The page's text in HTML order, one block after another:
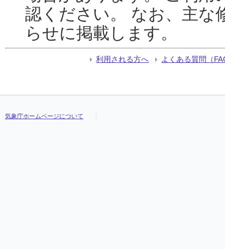
認ください。 なお、主な
らせに掲載します。
利用される方へ よくある質問（
気象庁ホームページについて